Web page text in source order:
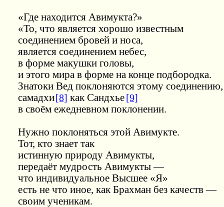
«Где находится Авимукта?»
«То, что является хорошо известным
соединением бровей и носа,
является соединением небес,
в форме макушки головы,
и этого мира в форме на конце подбородка.
Знатоки Вед поклоняются этому соединению,
самадхи[8] как Сандхье[9]
в своём ежедневном поклонении.
Нужно поклоняться этой Авимукте.
Тот, кто знает так
истинную природу Авимукты,
передаёт мудрость Авимукты —
что индивидуальное Высшее «Я»
есть не что иное, как Брахман без качеств —
своим ученикам.